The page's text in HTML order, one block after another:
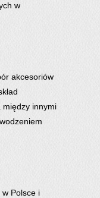
w
akcesoriów
między innymi
Polsce i